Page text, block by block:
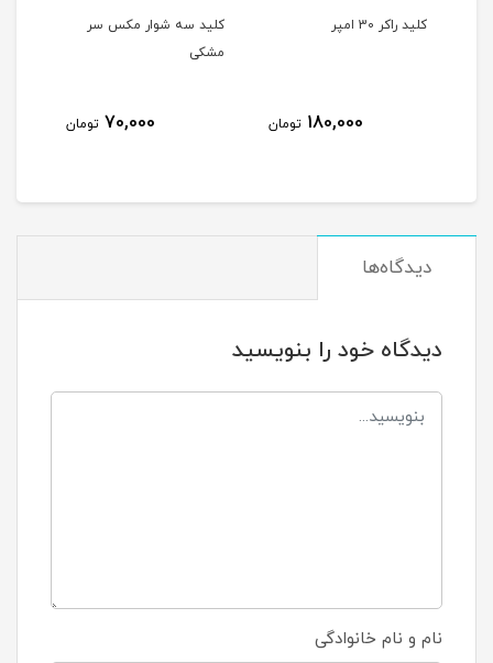
کلید راکر 30 امپر
180,000 تومان
کلید سه شوار مکس سر
مشکی
70,000 تومان
دیدگاه‌ها
دیدگاه خود را بنویسید
نام و نام خانوادگی